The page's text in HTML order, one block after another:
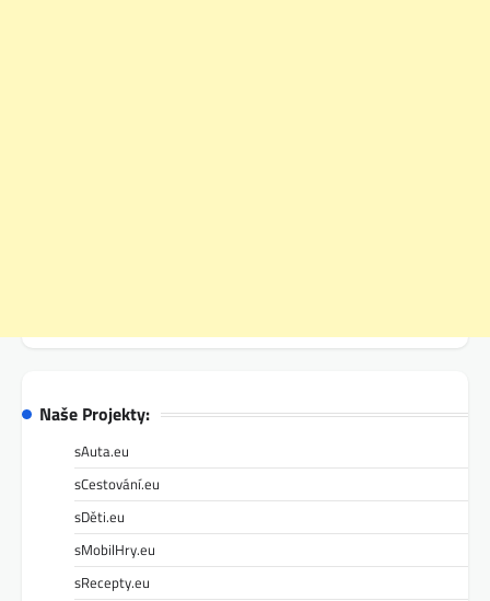
Naše Projekty:
sAuta.eu
sCestování.eu
sDěti.eu
sMobilHry.eu
sRecepty.eu